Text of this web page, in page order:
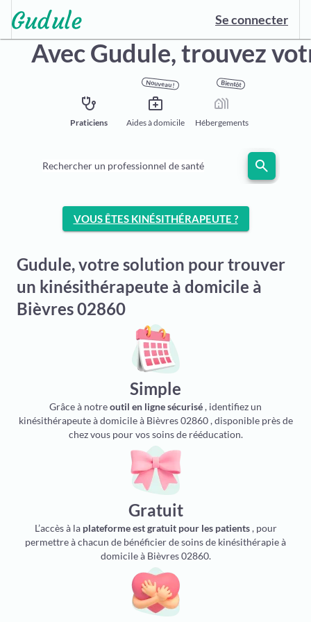
Se connecter
Avec Gudule,trouvez
stethoscope
Praticiens
Nouveau !
medical_services
Aides à domicile
Bientôt
holiday_village
Hébergements
Rechercher un professionnel de santé search
VOUS ÊTES KINÉSITHÉRAPEUTE ?
Gudule, votre solution pour trouver
un kinésithérapeute à domicile à
Bièvres 02860
Simple
Grâce à notreoutil en ligne sécurisé, identifiez un
kinésithérapeute à domicile à Bièvres 02860 , disponible près de
chez vous pour vos soins de rééducation.
Gratuit
L’accès à la plateforme est gratuit pour les patients, pour
permettre à chacun de bénéficier de soins de kinésithérapie à
domicile à Bièvres 02860.